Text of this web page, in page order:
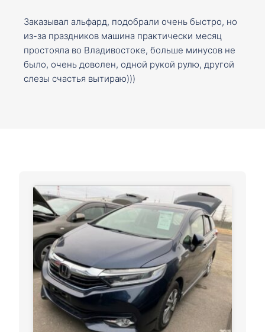
Заказывал альфард, подобрали очень быстро, но
из-за праздников машина практически месяц
простояла во Владивостоке, больше минусов не
было, очень доволен, одной рукой рулю, другой
слезы счастья вытираю)))